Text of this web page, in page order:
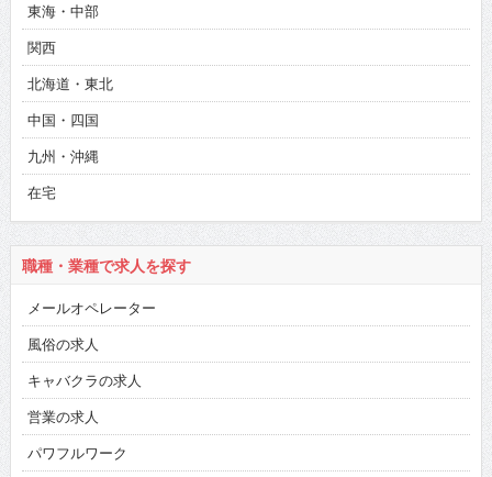
東海・中部
関西
北海道・東北
中国・四国
九州・沖縄
在宅
職種・業種で求人を探す
メールオペレーター
風俗の求人
キャバクラの求人
営業の求人
パワフルワーク